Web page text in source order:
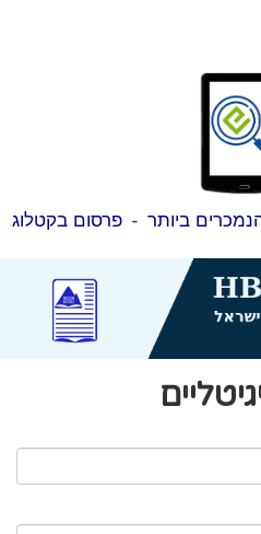
ביותר -פרסום בקטלוג